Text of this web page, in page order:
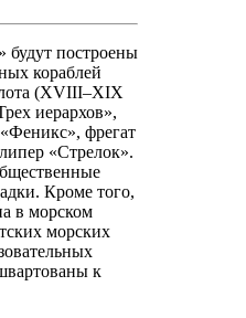
построены
кораблей
(XVIII–XIX
иерархов»,
фрегат
«Стрелок».
Кроме того,
в морском
морских
к